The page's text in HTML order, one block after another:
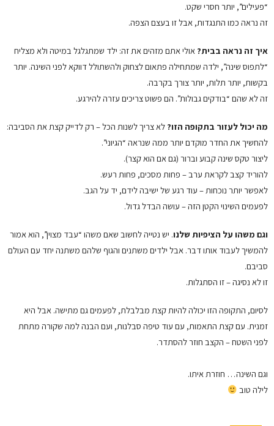
“פעילים”, יותר חסרי שקט.
זה נראה כמו התנגדות, אבל זו בעצם הצפה.
איך זה נראה בבית? אולי אתם מזהים את זה: ילד שמתגלגל במיטה ולא מצליח
“לתפוס שינה”, ילדה שמתחילה פתאום לצחוק ולהשתולל דווקא לפני השינה. יותר
בקשות, יותר תלות, יותר צורך בקרבה.
זה לא שהם “בודקים גבולות”. הם פשוט צריכים עזרה להירגע.
מה יכול לעזור בתקופה הזו? לא צריך לשנות הכל – רק לדייק קצת את הסביבה:
להחשיך את החדר מוקדם יותר ממה שנראה “הגיוני”.
ליצור טקס שינה קבוע וברור (גם אם הוא קצר).
להוריד קצב לקראת ערב – פחות מסכים, פחות רעש.
לאפשר יותר נוכחות – עוד רגע של ישיבה לידם, יד על הגב.
לפעמים השינוי הקטן הזה – עושה הבדל גדול.
וגם משהו על הציפיות שלנו. יש נטייה לחשוב שאם משהו “עבד מצוין”, הוא אמור
להמשיך לעבוד אותו דבר. אבל ילדים משתנים והגוף שלהם משתנה יחד עם העולם
סביבם.
זו לא נסיגה – זו הסתגלות.
לסיום, התקופה הזו יכולה להיות קצת מבלבלת, לפעמים גם מתישה. אבל היא
זמנית. עם קצת התאמות, עם עוד טיפה סבלנות, ועם הבנה למה שקורה מתחת
לפני השטח – הקצב חוזר להסתדר.
וגם השינה… חוזרת איתו.
לילה טוב